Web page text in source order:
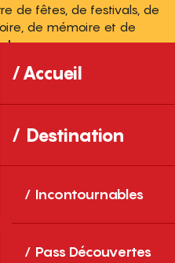
Accueil
Destination
Incontournables
Pass Découvertes
de fêtes, de festivals, de
de mémoire et de
!